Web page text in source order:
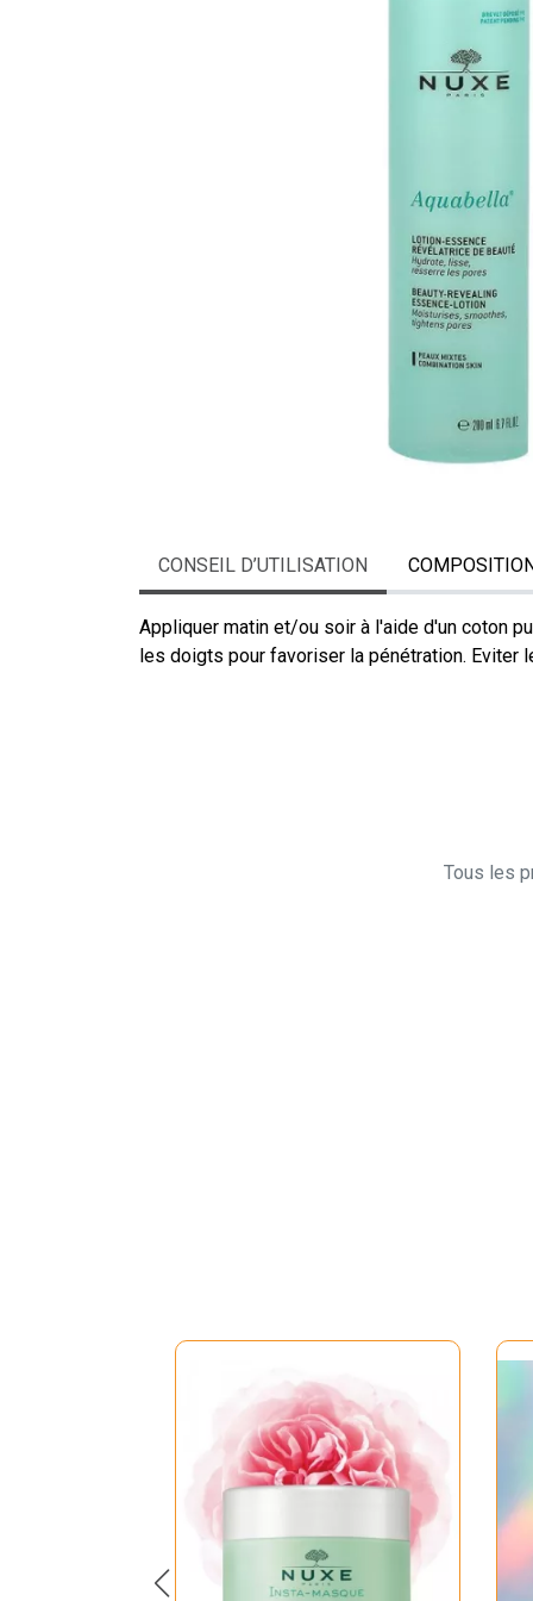
CONSEIL D’UTILISATION
Appliquer matin et/ou soir à l'aide d'un coton
les doigts pour favoriser la pénétration. Eviter
Tous les